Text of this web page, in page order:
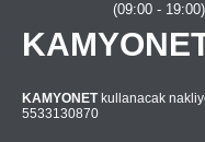
(09:00 - 19:00)
KAMYONETkullanacak
5533130870